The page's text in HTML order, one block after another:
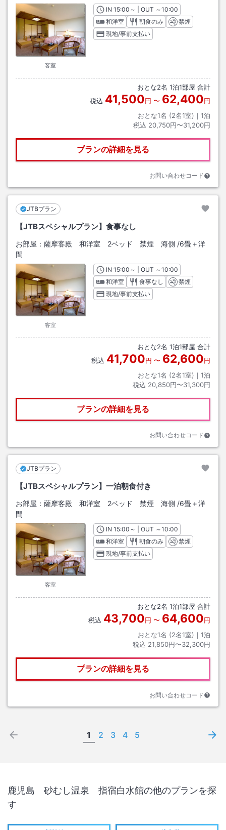
客室
INチェックイン
15:00 ～ | OUT チェックアウト
～10:00
和洋室
朝食のみ
禁煙
現地/事前支払い
おとな2名 1泊1部屋 合計
税込 41,500円 〜 62,400円
おとな1名 (2名1室)｜ 1泊
税込 20,750円〜31,200円
プランの詳細を見る
お問い合わせコード
JTBプラン
【JTBスペシャルプラン】食事なし
お部屋： 薩摩客殿 和洋室 2ベッド 禁煙 海側 /6畳＋洋
間
客室
INチェックイン
15:00 ～ | OUT チェックアウト
～10:00
和洋室
食事なし
禁煙
現地/事前支払い
おとな2名 1泊1部屋 合計
税込 41,700円 〜 62,600円
おとな1名 (2名1室)｜ 1泊
税込 20,850円〜31,300円
プランの詳細を見る
お問い合わせコード
JTBプラン
【JTBスペシャルプラン】一泊朝食付き
お部屋： 薩摩客殿 和洋室 2ベッド 禁煙 海側 /6畳＋洋
間
客室
INチェックイン
15:00 ～ | OUT チェックアウト
～10:00
和洋室
朝食のみ
禁煙
現地/事前支払い
おとな2名 1泊1部屋 合計
税込 43,700円 〜 64,600円
おとな1名 (2名1室)｜ 1泊
税込 21,850円〜32,300円
プランの詳細を見る
お問い合わせコード
1 2 3 4 5
鹿児島 砂むし温泉 指宿白水館の他のプランを探
す